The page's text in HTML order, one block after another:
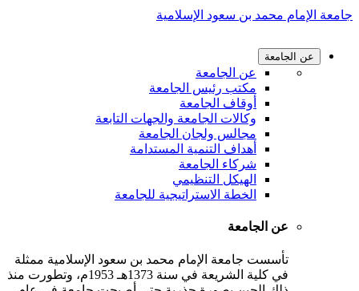
جامعة الإمام محمد بن سعود الإسلامية
عن الجامعة
عن الجامعة
مكتب رئيس الجامعة
أوقاف الجامعة
وكالات الجامعة والجهات التابعة
مجالس ولجان الجامعة
أهداف التنمية المستدامة
شركاء الجامعة
الهيكل التنظيمي
الخطة الاستراتيجية للجامعة
عن الجامعة
تأسست جامعة الإمام محمد بن سعود الإسلامية ممثلة
في كلية الشريعة في سنة 1373هـ 1953م، وتطورت منذ